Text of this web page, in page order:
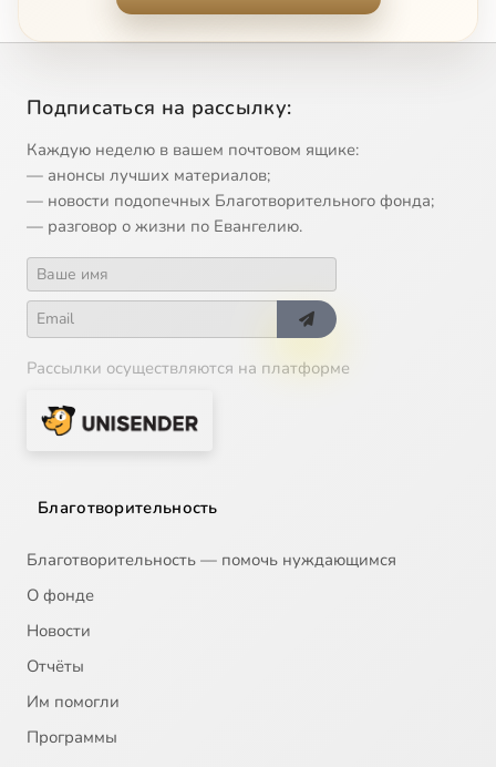
13 Глава, 13 25:36
15 Глава, 15
16 Об авторе 4:05
Подписаться на рассылку:
Каждую неделю в вашем почтовом ящике:
— анонсы лучших материалов;
— новости подопечных Благотворительного фонда;
— разговор о жизни по Евангелию.
Рассылки осуществляются на платформе
Благотворительность
Благотворительность — помочь нуждающимся
О фонде
Новости
Отчёты
Им помогли
Программы